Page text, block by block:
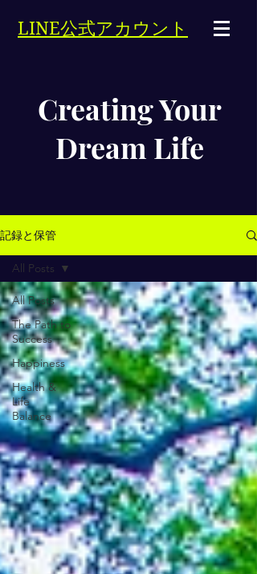
LINE公式アカウント
Creating Your
Dream Life
記録と保管
All Posts
The Path to
Success
Happiness
Health &
Life
Balance
All Posts